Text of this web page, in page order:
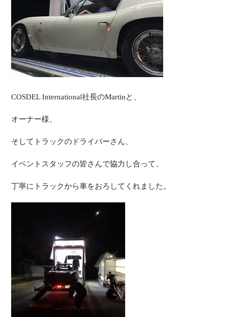
COSDEL International社長のMartinと、
オーナー様、
そしてトラックのドライバーさん、
イベントスタッフの皆さんで協力し合って、
丁寧にトラックから車をおろしてくれました。